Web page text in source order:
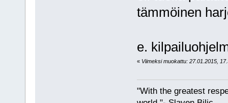
tämmöinen
e.
« Viimeksi muokattu: 27.01.2015,
"With the greatest